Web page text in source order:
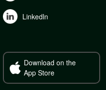
Linkedln
Download on the
App Store